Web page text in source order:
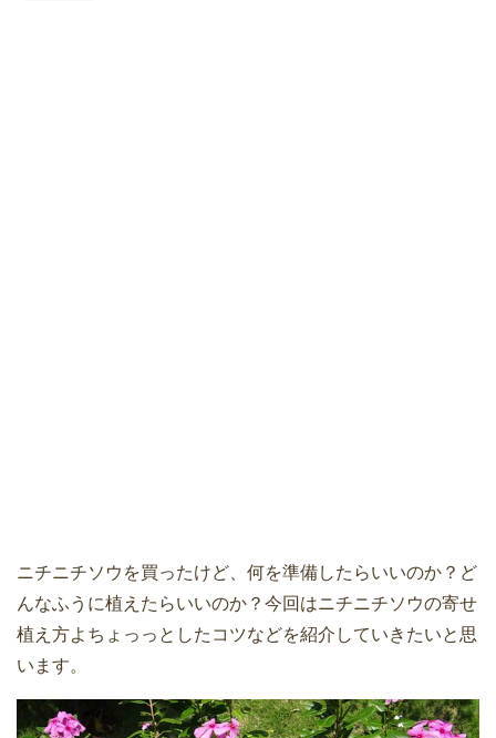
ニチニチソウを買ったけど、何を準備したらいいのか？ど
んなふうに植えたらいいのか？今回はニチニチソウの寄せ
植え方よちょっっとしたコツなどを紹介していきたいと思
います。